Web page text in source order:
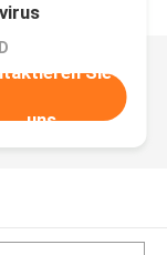
Sie
uns